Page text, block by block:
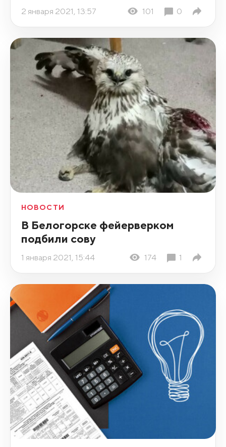
2 января 2021, 13:57 101 0
НОВОСТИ
В Белогорске фейерверком
подбили сову
1 января 2021, 15:44 174 1